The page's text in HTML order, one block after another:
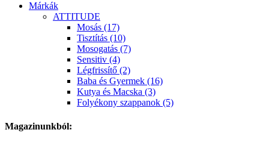
Márkák
ATTITUDE
Mosás (17)
Tisztítás (10)
Mosogatás (7)
Sensitiv (4)
Légfrissítő (2)
Baba és Gyermek (16)
Kutya és Macska (3)
Folyékony szappanok (5)
Magazinunkból: